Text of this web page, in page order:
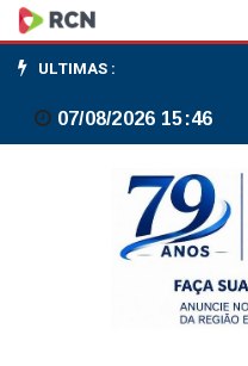
Corpus
Christi
é
feriado
facultativo?
ULTIMAS :
07/08/2026 15:46